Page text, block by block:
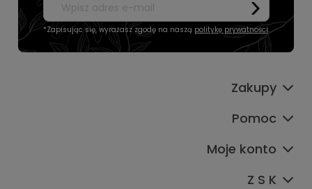
*Zapisując się, wyrażasz zgodę na naszą politykę prywatności.
Zakupy
Pomoc
Moje konto
Z S K